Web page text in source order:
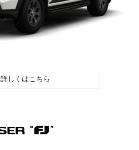
詳しくはこちら